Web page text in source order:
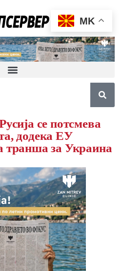
се потсмева
додека ЕУ
транша за Украина
MK